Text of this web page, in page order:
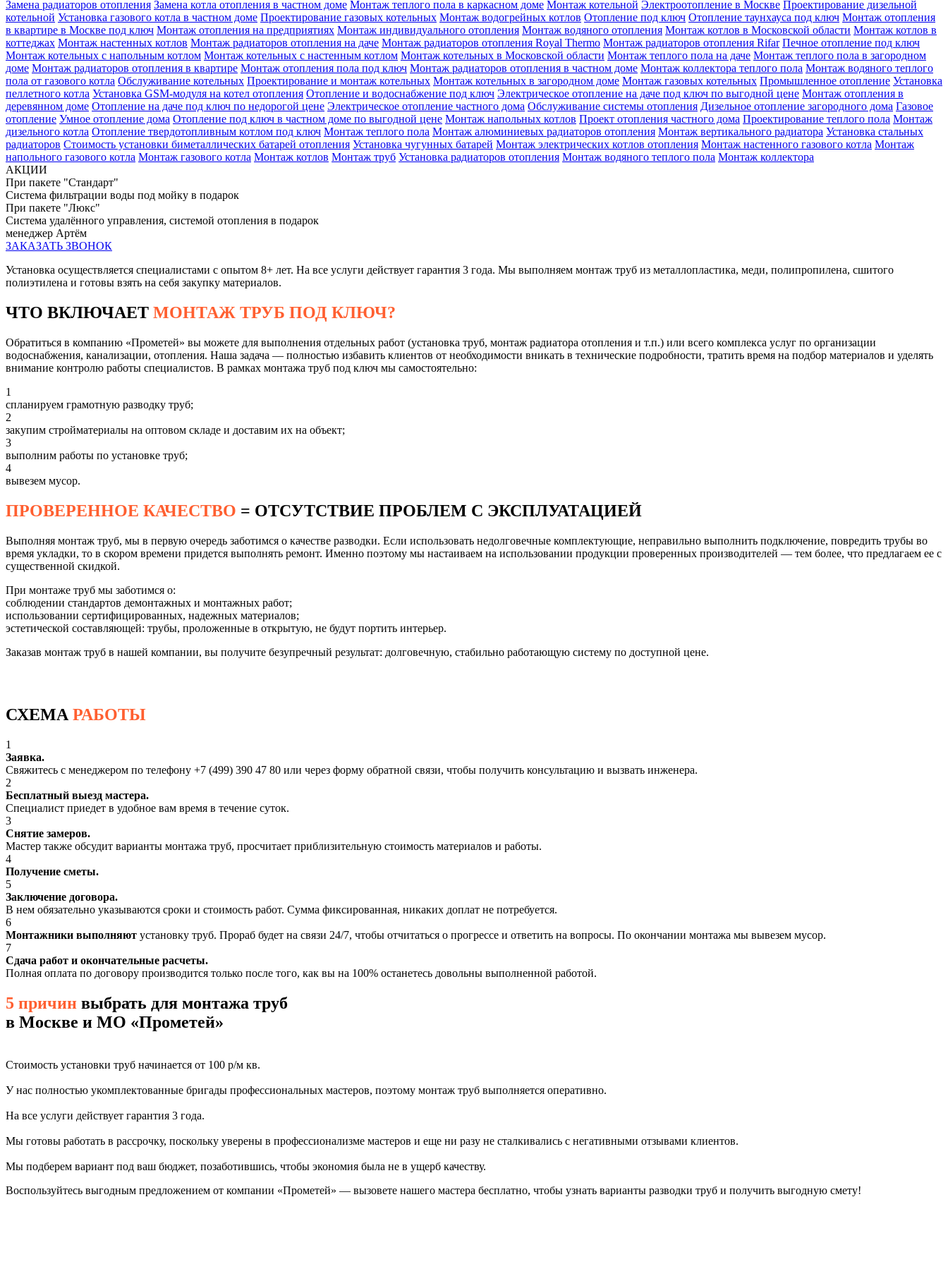
Замена радиаторов отопления Замена котла отопления в частном доме Монтаж теплого пола в каркасном доме Монтаж котельной Электроотопление в Москве Проектирование дизельной
котельной Установка газового котла в частном доме Проектирование газовых котельных Монтаж водогрейных котлов Отопление под ключ Отопление таунхауса под ключ Монтаж отопления
в квартире в Москве под ключ Монтаж отопления на предприятиях Монтаж индивидуального отопления Монтаж водяного отопления Монтаж котлов в Московской области Монтаж котлов в
коттеджах Монтаж настенных котлов Монтаж радиаторов отопления на даче Монтаж радиаторов отопления Royal Thermo Монтаж радиаторов отопления Rifar Печное отопление под ключ
Монтаж котельных с напольным котлом Монтаж котельных с настенным котлом Монтаж котельных в Московской области Монтаж теплого пола на даче Монтаж теплого пола в загородном
доме Монтаж радиаторов отопления в квартире Монтаж отопления пола под ключ Монтаж радиаторов отопления в частном доме Монтаж коллектора теплого пола Монтаж водяного теплого
пола от газового котла Обслуживание котельных Проектирование и монтаж котельных Монтаж котельных в загородном доме Монтаж газовых котельных Промышленное отопление Установка
пеллетного котла Установка GSM-модуля на котел отопления Отопление и водоснабжение под ключ Электрическое отопление на даче под ключ по выгодной цене Монтаж отопления в
деревянном доме Отопление на даче под ключ по недорогой цене Электрическое отопление частного дома Обслуживание системы отопления Дизельное отопление загородного дома Газовое
отопление Умное отопление дома Отопление под ключ в частном доме по выгодной цене Монтаж напольных котлов Проект отопления частного дома Проектирование теплого пола Монтаж
дизельного котла Отопление твердотопливным котлом под ключ Монтаж теплого пола Монтаж алюминиевых радиаторов отопления Монтаж вертикального радиатора Установка стальных
радиаторов Стоимость установки биметаллических батарей отопления Установка чугунных батарей Монтаж электрических котлов отопления Монтаж настенного газового котла Монтаж
напольного газового котла Монтаж газового котла Монтаж котлов Монтаж труб Установка радиаторов отопления Монтаж водяного теплого пола Монтаж коллектора
АКЦИИ
При пакете "Стандарт"
Система фильтрации воды под мойку в подарок
При пакете "Люкс"
Система удалённого управления, системой отопления в подарок
менеджер Артём
ЗАКАЗАТЬ ЗВОНОК
Установка осуществляется специалистами с опытом 8+ лет. На все услуги действует гарантия 3 года. Мы выполняем монтаж труб из металлопластика, меди, полипропилена, сшитого
полиэтилена и готовы взять на себя закупку материалов.
ЧТО ВКЛЮЧАЕТ МОНТАЖ ТРУБ ПОД КЛЮЧ?
Обратиться в компанию «Прометей» вы можете для выполнения отдельных работ (установка труб, монтаж радиатора отопления и т.п.) или всего комплекса услуг по организации
водоснабжения, канализации, отопления. Наша задача — полностью избавить клиентов от необходимости вникать в технические подробности, тратить время на подбор материалов и уделять
внимание контролю работы специалистов. В рамках монтажа труб под ключ мы самостоятельно:
1
спланируем грамотную разводку труб;
2
закупим стройматериалы на оптовом складе и доставим их на объект;
3
выполним работы по установке труб;
4
вывезем мусор.
ПРОВЕРЕННОЕ КАЧЕСТВО = ОТСУТСТВИЕ ПРОБЛЕМ С ЭКСПЛУАТАЦИЕЙ
Выполняя монтаж труб, мы в первую очередь заботимся о качестве разводки. Если использовать недолговечные комплектующие, неправильно выполнить подключение, повредить трубы во
время укладки, то в скором времени придется выполнять ремонт. Именно поэтому мы настаиваем на использовании продукции проверенных производителей — тем более, что предлагаем ее с
существенной скидкой.
При монтаже труб мы заботимся о:
соблюдении стандартов демонтажных и монтажных работ;
использовании сертифицированных, надежных материалов;
эстетической составляющей: трубы, проложенные в открытую, не будут портить интерьер.
Заказав монтаж труб в нашей компании, вы получите безупречный результат: долговечную, стабильно работающую систему по доступной цене.
СХЕМАРАБОТЫ
1
Заявка.
Свяжитесь с менеджером по телефону +7 (499) 390 47 80 или через форму обратной связи, чтобы получить консультацию и вызвать инженера.
2
Бесплатный выезд мастера.
Специалист приедет в удобное вам время в течение суток.
3
Снятие замеров.
Мастер также обсудит варианты монтажа труб, просчитает приблизительную стоимость материалов и работы.
4
Получение сметы.
5
Заключение договора.
В нем обязательно указываются сроки и стоимость работ. Сумма фиксированная, никаких доплат не потребуется.
6
Монтажники выполняют установку труб. Прораб будет на связи 24/7, чтобы отчитаться о прогрессе и ответить на вопросы. По окончании монтажа мы вывезем мусор.
7
Сдача работ и окончательные расчеты.
Полная оплата по договору производится только после того, как вы на 100% останетесь довольны выполненной работой.
5 причин выбрать для монтажа труб
в Москве и МО «Прометей»
Стоимость установки труб начинается от 100 р/м кв.
У нас полностью укомплектованные бригады профессиональных мастеров, поэтому монтаж труб выполняется оперативно.
На все услуги действует гарантия 3 года.
Мы готовы работать в рассрочку, поскольку уверены в профессионализме мастеров и еще ни разу не сталкивались с негативными отзывами клиентов.
Мы подберем вариант под ваш бюджет, позаботившись, чтобы экономия была не в ущерб качеству.
Воспользуйтесь выгодным предложением от компании «Прометей» — вызовете нашего мастера бесплатно, чтобы узнать варианты разводки труб и получить выгодную смету!